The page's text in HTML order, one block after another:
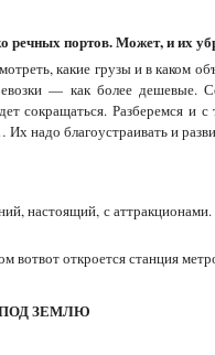
речных портов. Может, и их
какие грузы и в каком
— как более дешевые.
сокращаться. Разберемся
надо благоустраивать и
настоящий, с
вотвот откроется станция
ЗЕМЛЮ